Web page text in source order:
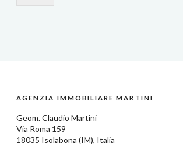
AGENZIA IMMOBILIARE MARTINI
Geom.Claudio Martini
Via Roma 159
18035 Isolabona (IM), Italia